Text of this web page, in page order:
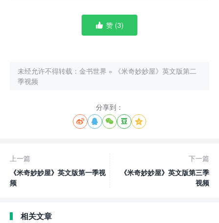
 赞 (3)
未经允许不得转载： 金书世界 »
《米奇妙妙屋》英文版第二
季视频
分享到：
    
上一篇
《米奇妙妙屋》英文版第一季视
频
下一篇
《米奇妙妙屋》英文版第三季
视频
相关文章